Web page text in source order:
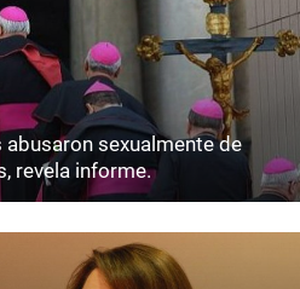
sexualmente de
revela informe.